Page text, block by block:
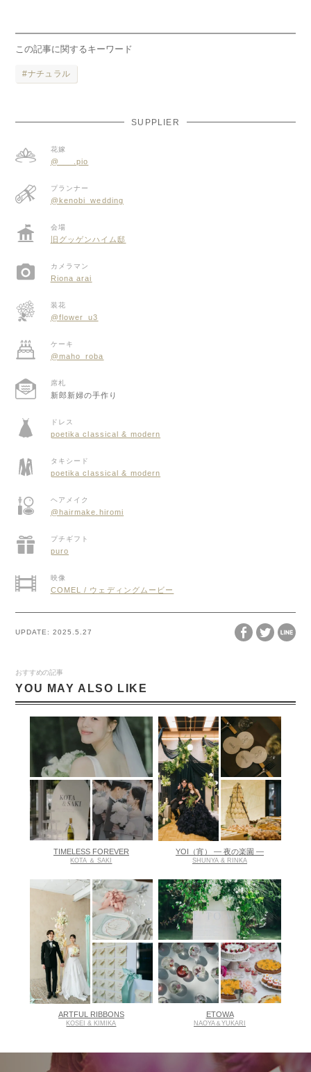
この記事に関するキーワード
ナチュラル
SUPPLIER
花嫁
@___.pio
プランナー
@kenobi_wedding
会場
旧グッゲンハイム邸
カメラマン
Riona arai
装花
@flower_u3
ケーキ
@maho_roba
席札
新郎新婦の手作り
ドレス
poetika classical & modern
タキシード
poetika classical & modern
ヘアメイク
@hairmake.hiromi
プチギフト
puro
映像
COMEL / ウェディングムービー
UPDATE:2025.5.27
おすすめの記事
YOU MAY ALSO LIKE
TIMELESS FOREVER
KOTA ＆ SAKI
YOI（宵） ― 夜の楽園 ―
SHUNYA & RINKA
ARTFUL RIBBONS
KOSEI & KIMIKA
ETOWA
NAOYA＆YUKARI